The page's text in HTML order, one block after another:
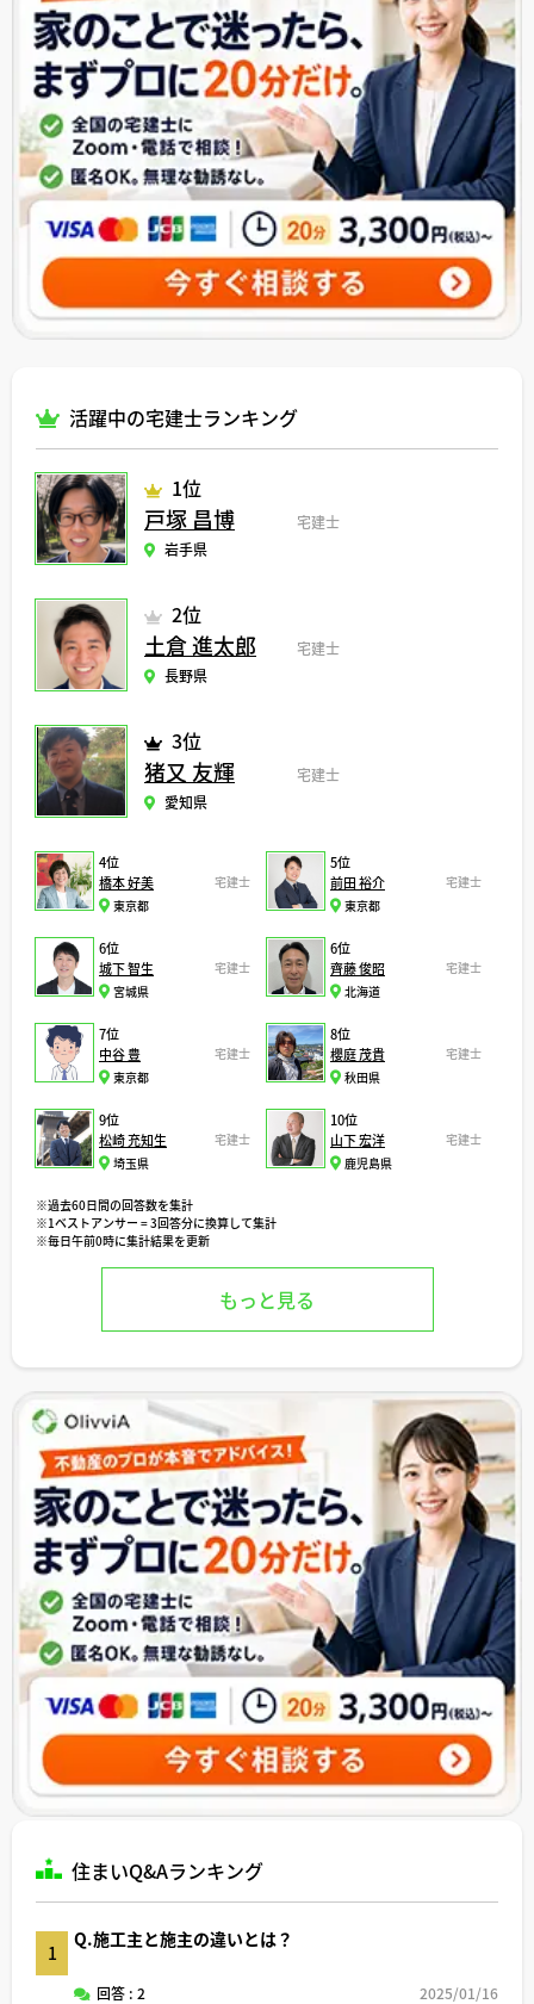
活躍中の宅建士ランキング
1位
戸塚 昌博
宅建士
岩手県
2位
土倉 進太郎
宅建士
長野県
3位
猪又 友輝
宅建士
愛知県
4位
橋本 好美
宅建士
東京都
5位
前田 裕介
宅建士
東京都
6位
城下 智生
宅建士
宮城県
6位
齊藤 俊昭
宅建士
北海道
7位
中谷 豊
宅建士
東京都
8位
櫻庭 茂貴
宅建士
秋田県
9位
松崎 充知生
宅建士
埼玉県
10位
山下 宏洋
宅建士
鹿児島県
※過去60日間の回答数を集計
※1ベストアンサー = 3回答分に換算して集計
※毎日午前0時に集計結果を更新
もっと見る
住まいQ&Aランキング
1
Q.施工主と施主の違いとは？
回答 : 2 2025/01/16